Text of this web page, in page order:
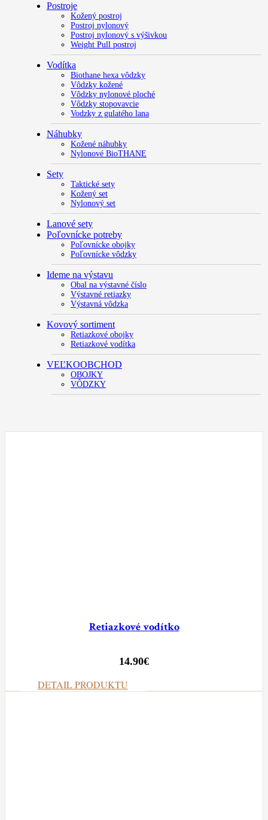
Postroje
Kožený postroj
Postroj nylonový
Postroj nylonový s výšivkou
Weight Pull postroj
Vodítka
Biothane hexa vôdzky
Vôdzky kožené
Vôdzky nylonové ploché
Vôdzky stopovavcie
Vodzky z gulatého lana
Náhubky
Kožené náhubky
Nylonové BioTHANE
Sety
Taktické sety
Kožený set
Nylonový set
Lanové sety
Poľovnícke potreby
Poľovnícke obojky
Poľovnícke vôdzky
Ideme na výstavu
Obal na výstavné číslo
Výstavné retiazky
Výstavná vôdzka
Kovový sortiment
Retiazkové obojky
Retiazkové vodítka
VEĽKOOBCHOD
OBOJKY
VÔDZKY
Retiazkové vodítko
14.90€
DETAIL PRODUKTU